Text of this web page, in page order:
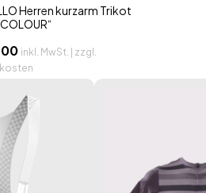
Herren kurzarm Trikot
COLOUR“
inkl. MwSt. | zzgl.